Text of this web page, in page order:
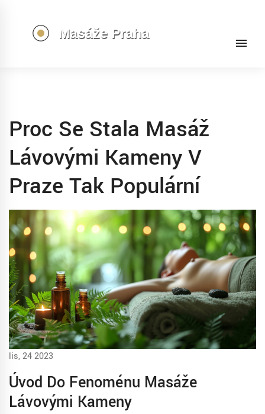
Proc Se Stala Masáž
Lávovými Kameny V
Praze Tak Populární
lis, 24 2023
Úvod Do Fenoménu Masáže
Lávovými Kameny